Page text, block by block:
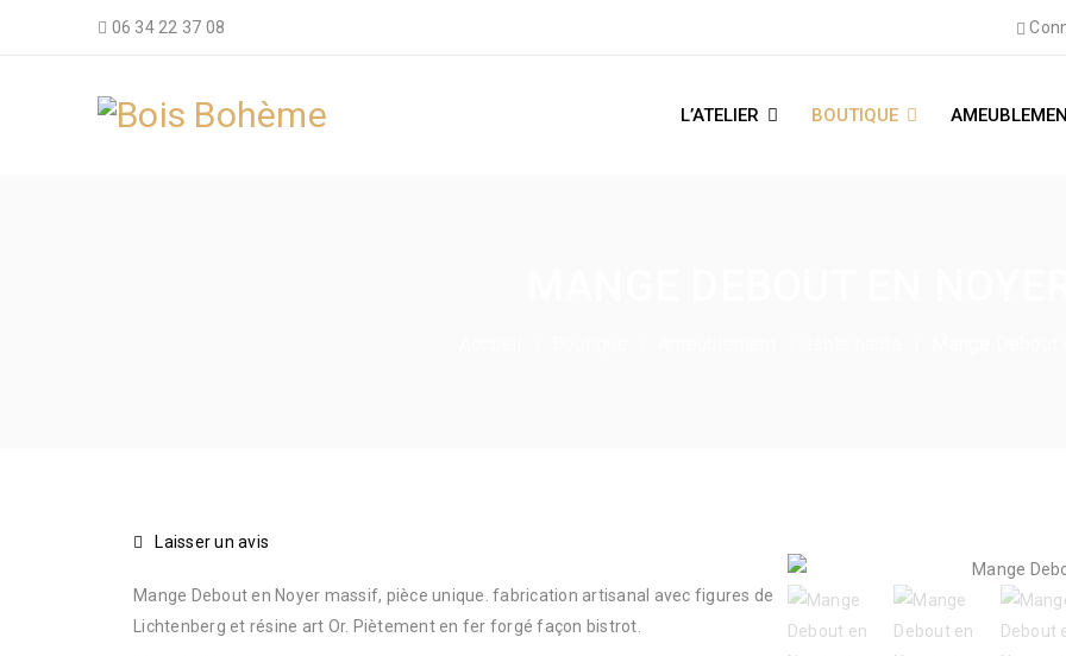
06 34 22 37 08
L’ATELIER BOUTIQUE
Laisser un avis
Mange Debout en Noyer massif, pièce unique. fabrication artisanal avec figures de
Lichtenberg et résine art Or. Piètement en fer forgé façon bistrot.